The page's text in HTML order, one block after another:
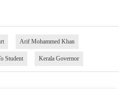
Arif Mohammed Khan
Student Kerala Governor